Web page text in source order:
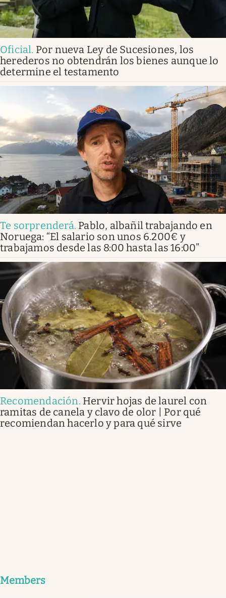
Oficial. Por nueva Ley de Sucesiones, los
herederos no obtendrán los bienes aunque lo
determine el testamento
Te sorprenderá. Pablo, albañil trabajando en
Noruega: “El salario son unos 6.200€ y
trabajamos desde las 8:00 hasta las 16:00”
Recomendación. Hervir hojas de laurel con
ramitas de canela y clavo de olor | Por qué
recomiendan hacerlo y para qué sirve
Members